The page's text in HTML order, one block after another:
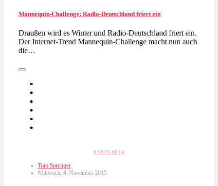
Mannequin-Challenge: Radio-Deutschland friert ein
Draußen wird es Winter und Radio-Deutschland friert ein.
Der Internet-Trend Mannequin-Challenge macht nun auch
die…
DIVICON MEDIA
Tom Sprenger
Mittwoch, 4. November 2015